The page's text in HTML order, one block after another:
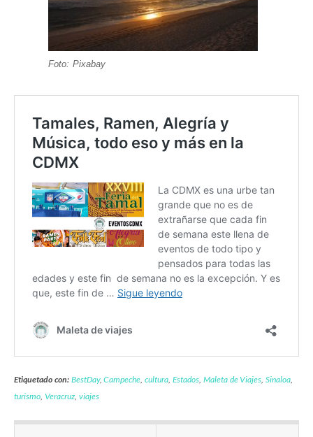
Foto: Pixabay
Etiquetado con: BestDay,Campeche,cultura,Estados, Maleta de Viajes,Sinaloa,
turismo, Veracruz, viajes